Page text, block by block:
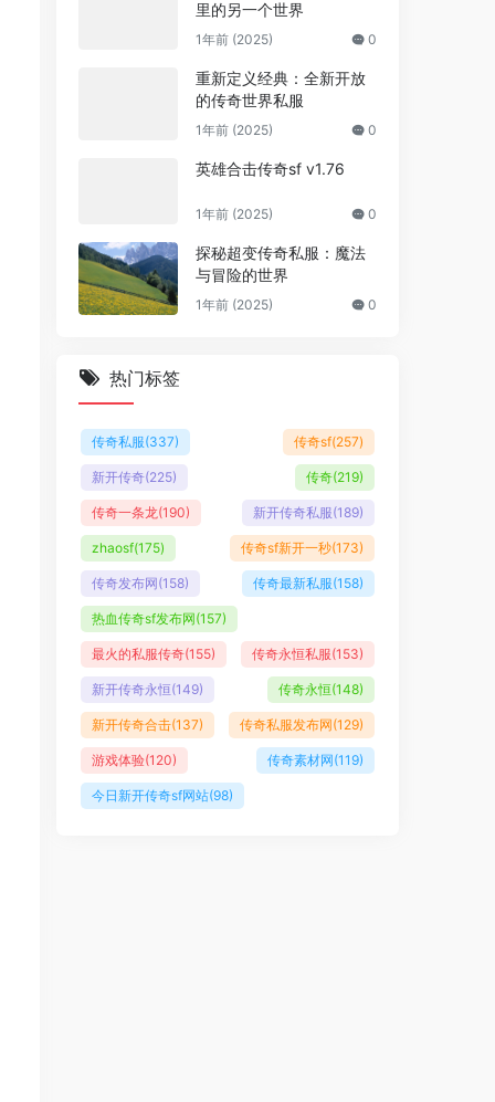
里的另一个世界
1年前 (2025) 0
重新定义经典：全新开放
的传奇世界私服
1年前 (2025) 0
英雄合击传奇sf v1.76
1年前 (2025) 0
探秘超变传奇私服：魔法
与冒险的世界
1年前 (2025) 0
热门标签
传奇私服(337) 传奇sf(257)
新开传奇(225) 传奇(219)
传奇一条龙(190) 新开传奇私服(189)
zhaosf(175) 传奇sf新开一秒(173)
传奇发布网(158) 传奇最新私服(158)
热血传奇sf发布网(157)
最火的私服传奇(155) 传奇永恒私服(153)
新开传奇永恒(149) 传奇永恒(148)
新开传奇合击(137) 传奇私服发布网(129)
游戏体验(120) 传奇素材网(119)
今日新开传奇sf网站(98)